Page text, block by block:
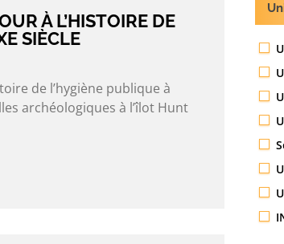
À L’HISTOIRE DE
SIÈCLE
de l’hygiène publique à
archéologiques à l’îlot Hunt